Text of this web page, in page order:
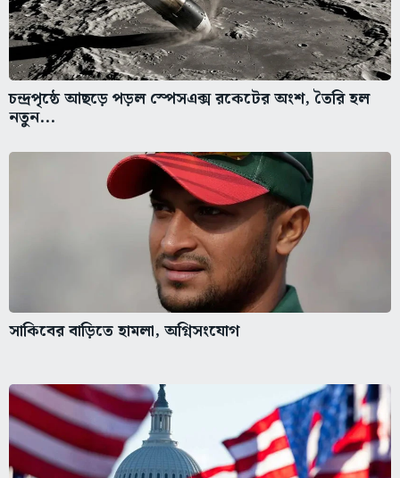
চন্দ্রপৃষ্ঠে আছড়ে পড়ল স্পেসএক্স রকেটের অংশ, তৈরি হল
নতুন...
সাকিবের বাড়িতে হামলা, অগ্নিসংযোগ